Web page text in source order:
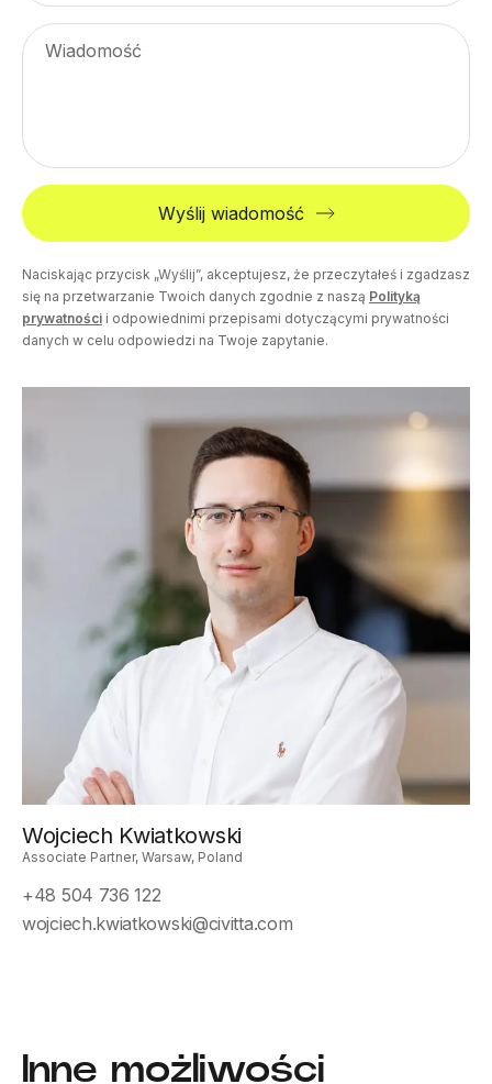
Wiadomość
Wyślij wiadomość
Naciskając przycisk „Wyślij”, akceptujesz, że przeczytałeś i zgadzasz
się na przetwarzanie Twoich danych zgodnie z naszą Polityką
prywatności i odpowiednimi przepisami dotyczącymi prywatności
danych w celu odpowiedzi na Twoje zapytanie.
Wojciech Kwiatkowski
Associate Partner, Warsaw, Poland
+48 504 736 122
wojciech.kwiatkowski@civitta.com
Inne możliwości